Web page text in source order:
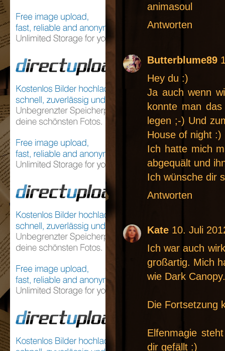
animasoul
Antworten
Butterblume89
Hey du :)
Ja auch wenn
konnte man
legen ;-) Und
House of night :)
Ich hatte mich
abgequält und
Ich wünsche dir
Antworten
Kate 10. Juli
Ich war auch
großartig. Mich
wie Dark Canopy.
Die Fortsetzung
Elfenmagie
dir gefällt :)